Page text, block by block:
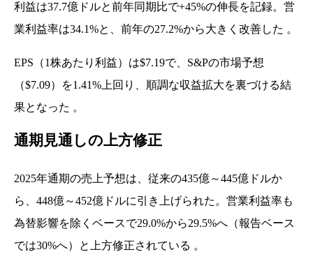
利益は37.7億ドルと前年同期比で+45%の伸長を記録。営
業利益率は34.1%と、前年の27.2%から大きく改善した 。
EPS（1株あたり利益）は$7.19で、S&Pの市場予想
（$7.09）を1.41%上回り、順調な収益拡大を裏づける結
果となった 。
通期見通しの上方修正
2025年通期の売上予想は、従来の435億～445億ドルか
ら、448億～452億ドルに引き上げられた。営業利益率も
為替影響を除くベースで29.0%から29.5%へ（報告ベース
では30%へ）と上方修正されている 。